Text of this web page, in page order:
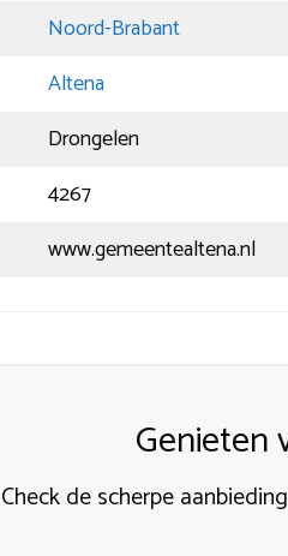
Noord-Brabant
Altena
Drongelen
4267
www.gemeentealtena.nl
Genieten
Check de scherpe